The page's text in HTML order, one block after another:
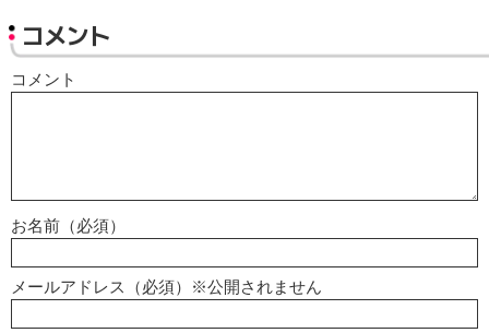
コメント
コメント
お名前（必須）
メールアドレス（必須）※公開されません